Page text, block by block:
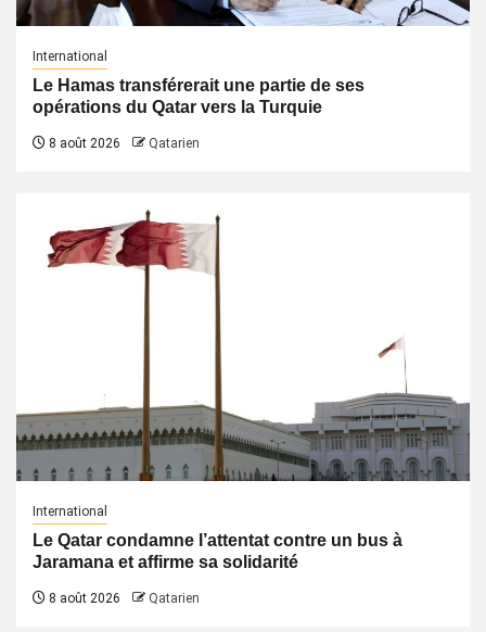
International
Le Hamas transférerait une partie de ses
opérations du Qatar vers la Turquie
8 août 2026 Qatarien
International
Le Qatar condamne l’attentat contre un bus à
Jaramana et affirme sa solidarité
8 août 2026 Qatarien